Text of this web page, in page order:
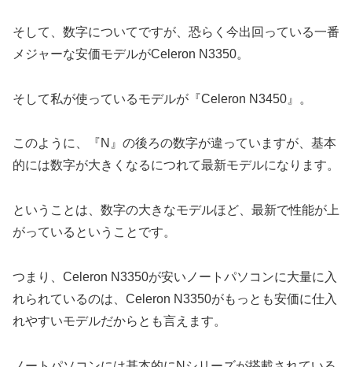
そして、数字についてですが、恐らく今出回っている一番
メジャーな安価モデルがCeleron N3350。
そして私が使っているモデルが『Celeron N3450』。
このように、『N』の後ろの数字が違っていますが、基本
的には数字が大きくなるにつれて最新モデルになります。
ということは、数字の大きなモデルほど、最新で性能が上
がっているということです。
つまり、Celeron N3350が安いノートパソコンに大量に入
れられているのは、Celeron N3350がもっとも安価に仕入
れやすいモデルだからとも言えます。